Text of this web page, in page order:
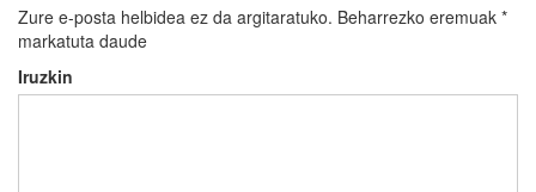
Zure e-posta helbidea ez da argitaratuko. Beharrezko eremuak *
markatuta daude
Iruzkin